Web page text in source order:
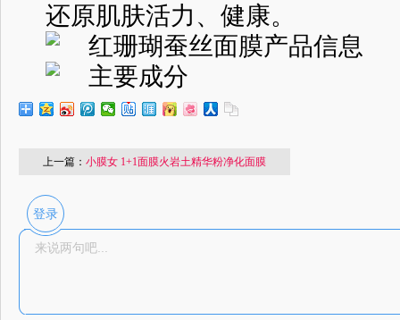
还原肌肤活力、健康。
上一篇： 小膜女 1+1面膜火岩土精华粉净化面膜
登录